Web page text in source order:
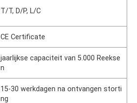
T/T, D/P, L/C
CE Certificate
jaarlijkse capaciteit van 5.000 Reekse
n
15-30 werkdagen na ontvangen storti
ng